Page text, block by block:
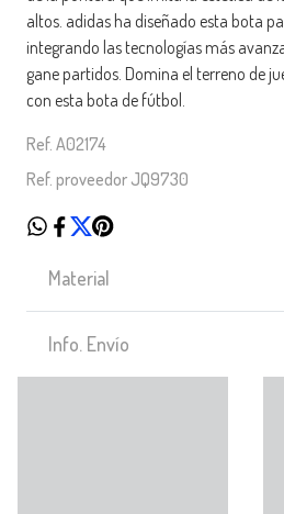
altos. adidas ha diseñado esta bota
integrando las tecnologías más
gane partidos. Domina el terreno de
con esta bota de fútbol.
Ref. A02174
Ref. proveedor JQ9730
Material
Info. Envío